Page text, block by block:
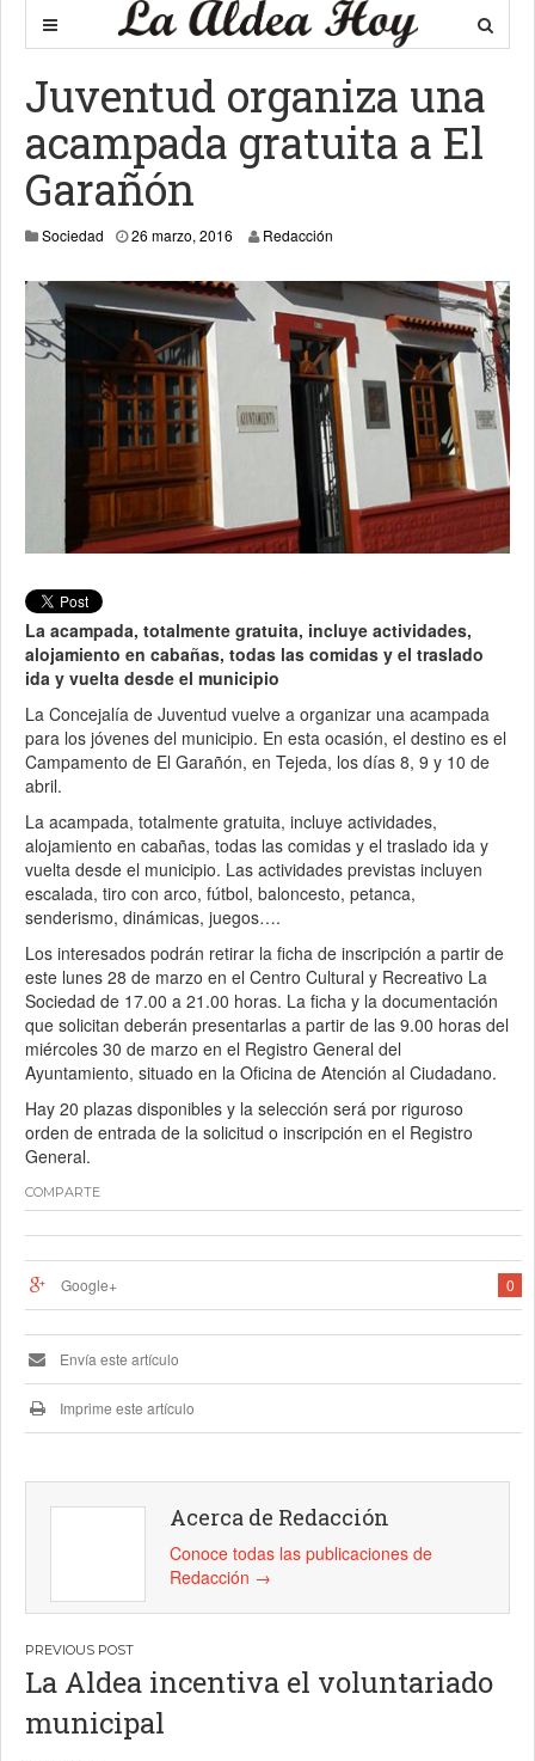
Juventud organiza una
acampada gratuita a El
Garañón
Sociedad 26 marzo, 2016 27 marzo, 2016
Redacción
La acampada, totalmente gratuita, incluye actividades,
alojamiento en cabañas, todas las comidas y el traslado
ida y vuelta desde el municipio
La Concejalía de Juventud vuelve a organizar una acampada
para los jóvenes del municipio. En esta ocasión, el destino es el
Campamento de El Garañón, en Tejeda, los días 8, 9 y 10 de
abril.
La acampada, totalmente gratuita, incluye actividades,
alojamiento en cabañas, todas las comidas y el traslado ida y
vuelta desde el municipio. Las actividades previstas incluyen
escalada, tiro con arco, fútbol, baloncesto, petanca,
senderismo, dinámicas, juegos….
Los interesados podrán retirar la ficha de inscripción a partir de
este lunes 28 de marzo en el Centro Cultural y Recreativo La
Sociedad de 17.00 a 21.00 horas. La ficha y la documentación
que solicitan deberán presentarlas a partir de las 9.00 horas del
miércoles 30 de marzo en el Registro General del
Ayuntamiento, situado en la Oficina de Atención al Ciudadano.
Hay 20 plazas disponibles y la selección será por riguroso
orden de entrada de la solicitud o inscripción en el Registro
General.
COMPARTE
0
Google+
Envía este artículo
Imprime este artículo
Acerca de Redacción
Conoce todas las publicaciones de
Redacción →
Navegación
de
entradas
La Aldea incentiva el voluntariado
municipal